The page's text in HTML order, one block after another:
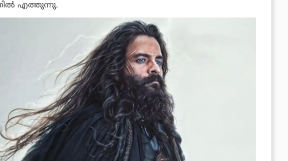
എത്തുന്നു.